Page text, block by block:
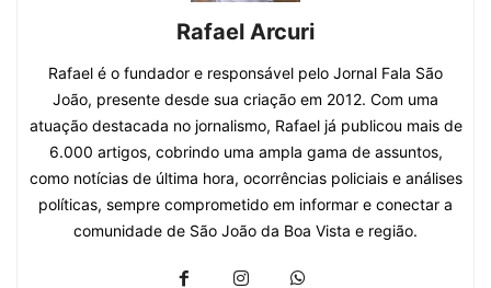
Rafael Arcuri
Rafael é o fundador e responsável pelo Jornal Fala São
João, presente desde sua criação em 2012. Com uma
atuação destacada no jornalismo, Rafael já publicou mais de
6.000 artigos, cobrindo uma ampla gama de assuntos,
como notícias de última hora, ocorrências policiais e análises
políticas, sempre comprometido em informar e conectar a
comunidade de São João da Boa Vista e região.